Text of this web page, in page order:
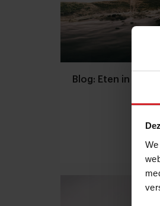
Blog: Eten in een